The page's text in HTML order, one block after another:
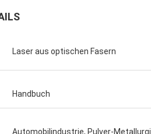
mit Ihnen
Laser aus optischen Fasern
Handbuch
Automobilindustrie, Pulver-